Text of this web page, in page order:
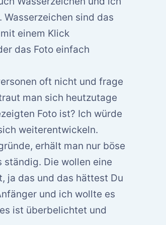
sind das
einem Klick
das Foto einfach
oft nicht und frage
man sich heutzutage
Foto ist? Ich würde
weiterentwickeln.
erhält man nur böse
ständig. Die wollen eine
ja das und das hättest Du
und ich wollte es
ist überbelichtet und